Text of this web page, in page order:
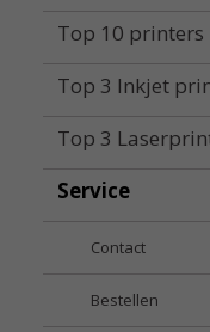
Top 10 printers
Top 3 Inkjet
Top 3
Service
Contact
Bestellen